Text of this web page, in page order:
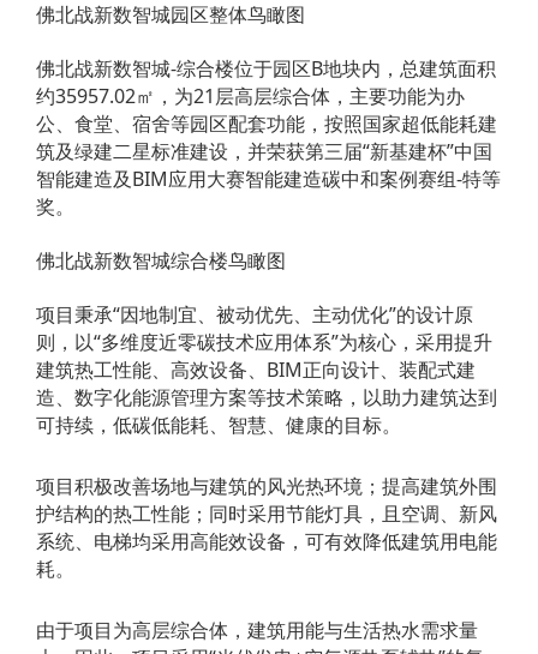
佛北战新数智城园区整体鸟瞰图
佛北战新数智城-综合楼位于园区B地块内，总建筑面积
约35957.02㎡，为21层高层综合体，主要功能为办
公、食堂、宿舍等园区配套功能，按照国家超低能耗建
筑及绿建二星标准建设，并荣获第三届“新基建杯”中国
智能建造及BIM应用大赛智能建造碳中和案例赛组-特等
奖。
佛北战新数智城综合楼⻦瞰图
项目秉承“因地制宜、被动优先、主动优化”的设计原
则，以“多维度近零碳技术应用体系”为核心，采用提升
建筑热工性能、高效设备、BIM正向设计、装配式建
造、数字化能源管理方案等技术策略，以助力建筑达到
可持续，低碳低能耗、智慧、健康的目标。
项目积极改善场地与建筑的风光热环境；提高建筑外围
护结构的热工性能；同时采用节能灯具，且空调、新风
系统、电梯均采用高能效设备，可有效降低建筑用电能
耗。
由于项目为高层综合体，建筑用能与生活热水需求量